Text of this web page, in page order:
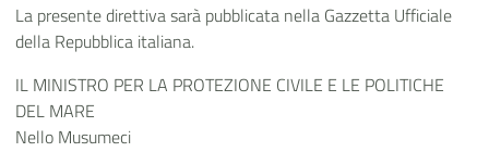
La presente direttiva sarà pubblicata nella Gazzetta Ufficiale
della Repubblica italiana.
IL MINISTRO PER LA PROTEZIONE CIVILE E LE POLITICHE
DEL MARE
Nello Musumeci